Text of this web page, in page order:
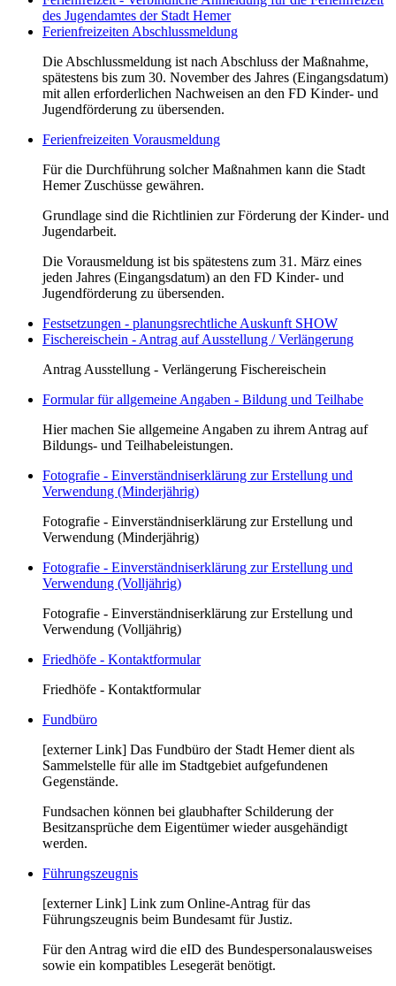
des Jugendamtes der Stadt Hemer
Ferienfreizeiten Abschlussmeldung
Die Abschlussmeldung ist nach Abschluss der Maßnahme,
spätestens bis zum 30. November des Jahres (Eingangsdatum)
mit allen erforderlichen Nachweisen an den FD Kinder- und
Jugendförderung zu übersenden.
Ferienfreizeiten Vorausmeldung
Für die Durchführung solcher Maßnahmen kann die Stadt
Hemer Zuschüsse gewähren.
Grundlage sind die Richtlinien zur Förderung der Kinder- und
Jugendarbeit.
Die Vorausmeldung ist bis spätestens zum 31. März eines
jeden Jahres (Eingangsdatum) an den FD Kinder- und
Jugendförderung zu übersenden.
Festsetzungen - planungsrechtliche Auskunft SHOW
Fischereischein - Antrag auf Ausstellung / Verlängerung
Antrag Ausstellung - Verlängerung Fischereischein
Formular für allgemeine Angaben - Bildung und Teilhabe
Hier machen Sie allgemeine Angaben zu ihrem Antrag auf
Bildungs- und Teilhabeleistungen.
Fotografie - Einverständniserklärung zur Erstellung und
Verwendung (Minderjährig)
Fotografie - Einverständniserklärung zur Erstellung und
Verwendung (Minderjährig)
Fotografie - Einverständniserklärung zur Erstellung und
Verwendung (Volljährig)
Fotografie - Einverständniserklärung zur Erstellung und
Verwendung (Volljährig)
Friedhöfe - Kontaktformular
Friedhöfe - Kontaktformular
Fundbüro
[externer Link] Das Fundbüro der Stadt Hemer dient als
Sammelstelle für alle im Stadtgebiet aufgefundenen
Gegenstände.
Fundsachen können bei glaubhafter Schilderung der
Besitzansprüche dem Eigentümer wieder ausgehändigt
werden.
Führungszeugnis
[externer Link] Link zum Online-Antrag für das
Führungszeugnis beim Bundesamt für Justiz.
Für den Antrag wird die eID des Bundespersonalausweises
sowie ein kompatibles Lesegerät benötigt.